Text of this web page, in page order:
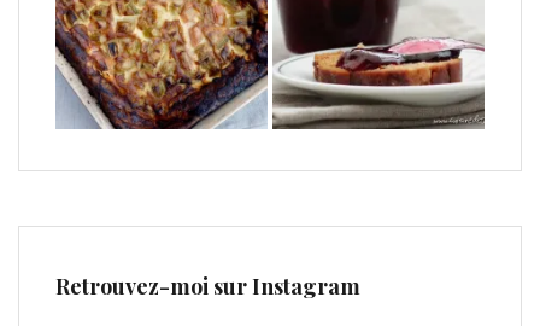
Retrouvez-moi sur Instagram